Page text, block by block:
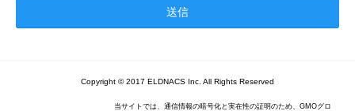
Copyright © 2017 ELDNACS Inc. All Rights Reserved
当サイトでは、通信情報の暗号化と実在性の証明のため、GMOグロ